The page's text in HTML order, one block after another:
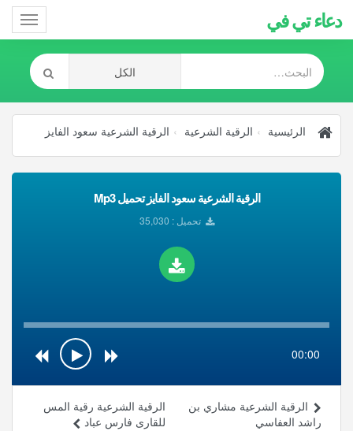
دعاء تي في
الرئيسية الرقية الشرعية الرقية الشرعية سعود الفايز
الرقية الشرعية سعود الفايز تحميل Mp3
تحميل : 35,030
00:00
الرقية الشرعية رقية المس
للقارى فارس عباد
الرقية الشرعية مشاري بن
راشد العفاسي